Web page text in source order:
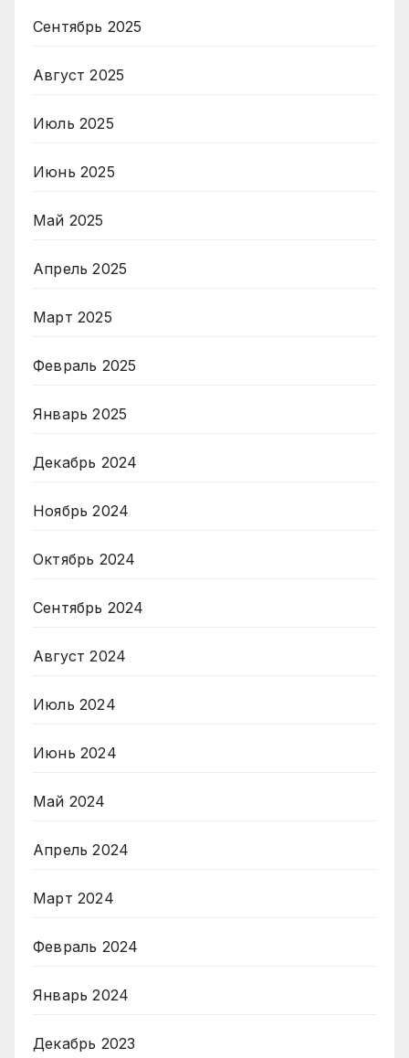
Сентябрь 2025
Август 2025
Июль 2025
Июнь 2025
Май 2025
Апрель 2025
Март 2025
Февраль 2025
Январь 2025
Декабрь 2024
Ноябрь 2024
Октябрь 2024
Сентябрь 2024
Август 2024
Июль 2024
Июнь 2024
Май 2024
Апрель 2024
Март 2024
Февраль 2024
Январь 2024
Декабрь 2023